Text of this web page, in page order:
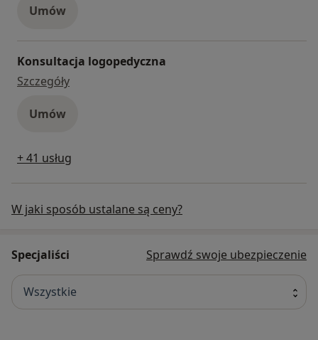
Umów
Konsultacja logopedyczna
Szczegółykonsultacja logopedyczna
Umów
+ 41 usług
W jaki sposób ustalane są ceny?
Specjaliści Sprawdź swoje ubezpieczenie
Wszystkie